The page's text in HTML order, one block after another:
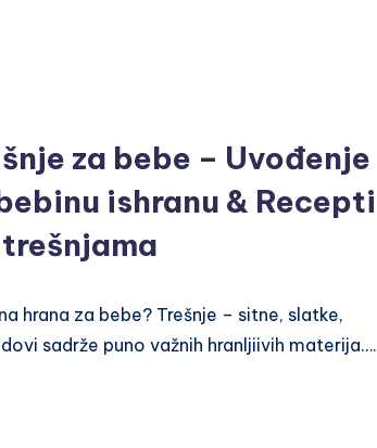
za bebe – Uvođenje
ishranu & Recepti
hrana za bebe? Trešnje – sitne, slatke,
sadrže puno važnih hranljiivih materija….